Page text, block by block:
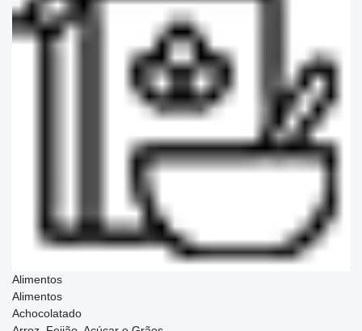
Alimentos
Alimentos
Achocolatado